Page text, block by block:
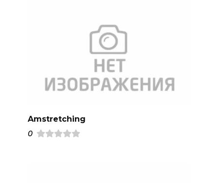
Amstretching
0